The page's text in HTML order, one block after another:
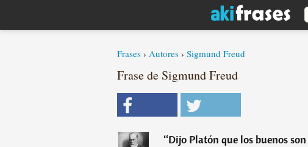
Frases › Autores › Sigmund Freud
Frase de Sigmund Freud
“Dijo Platón que los buenos